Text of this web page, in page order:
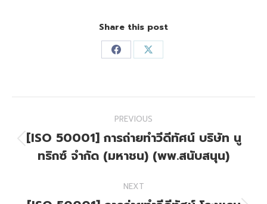
Share this post
Share
Facebook
Share
X
navigation
PREVIOUS
Previous
post:
[ISO 50001] การถ่ายทำวีดีทัศน์ บริษัท นู
ทริกซ์ จำกัด (มหาชน) (พพ.สนับสนุน)
NEXT